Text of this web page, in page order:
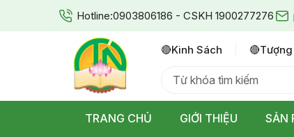
Hotline:0903806186 - CSKH 1900277276
🔴kinh Sách 🔴tượng
TRANG CHỦ GIỚI THIỆU SẢN